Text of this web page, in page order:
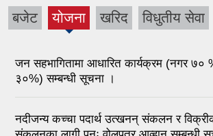
बजेट योजना खरिद विधुतीय सेवा
जन सहभागितामा आधारित कार्यक्रम (नगर ७०
३०%) सम्बन्धी सूचना ।
नदीजन्य कच्चा पदार्थ उत्खनन् संकलन र